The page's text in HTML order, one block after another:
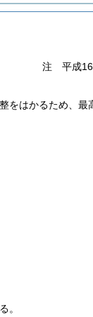
注 平成16
はかるため、最
。